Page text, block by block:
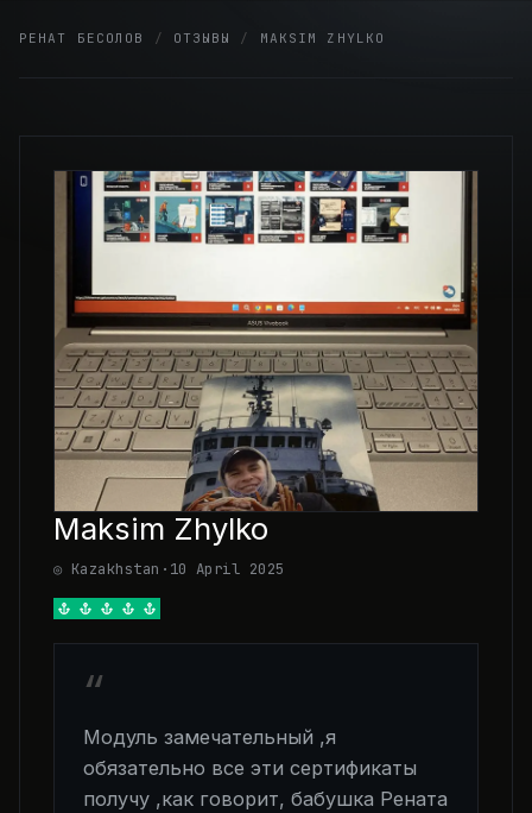
РЕНАТ БЕСОЛОВ / ОТЗЫВЫ / MAKSIM ZHYLKO
Maksim Zhylko
◎ Kazakhstan · 10 April 2025
“
Модуль замечательный ,я
обязательно все эти сертификаты
получу ,как говорит, бабушка Рената